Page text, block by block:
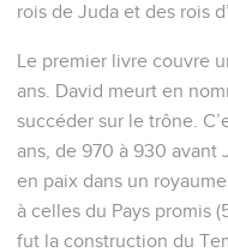
rois de Juda et des rois
Le premier livre couvre
ans. David meurt en
succéder sur le trône.
ans, de 970 à 930 avant
en paix dans un
à celles du Pays promis
fut la construction du